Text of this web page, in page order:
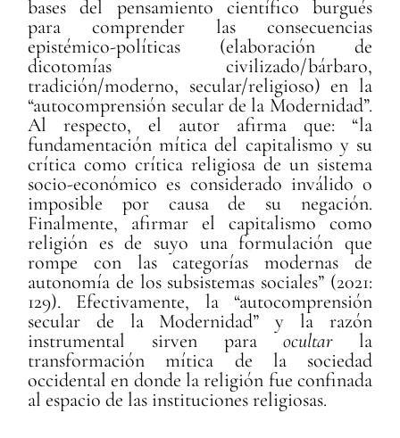
bases del pensamiento científico burgués
para comprender las consecuencias
epistémico-políticas (elaboración de
dicotomías civilizado/bárbaro,
tradición/moderno, secular/religioso) en la
“autocomprensión secular de la Modernidad”.
Al respecto, el autor afirma que: “la
fundamentación mítica del capitalismo y su
crítica como crítica religiosa de un sistema
socio-económico es considerado inválido o
imposible por causa de su negación.
Finalmente, afirmar el capitalismo como
religión es de suyo una formulación que
rompe con las categorías modernas de
autonomía de los subsistemas sociales” (2021:
129). Efectivamente, la “autocomprensión
secular de la Modernidad” y la razón
instrumental sirven paraocultarla
transformación mítica de la sociedad
occidental en donde la religión fue confinada
al espacio de las instituciones religiosas.